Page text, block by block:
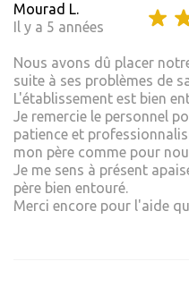
Mourad L.
Il y a 5 années
Nous avons dû placer
suite à ses problèmes de
L'établissement est bien
Je remercie le personnel
patience et
mon père comme pour
Je me sens à présent
père bien entouré.
Merci encore pour l'aide